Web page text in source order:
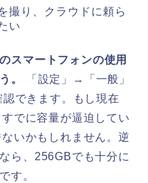
撮り、クラウドに頼ら
い
スマートフォンの使用
。
「設定」→「一般」
できます。もし現在
でに容量が逼迫してい
いかもしれません。逆
ら、256GBでも十分に
す。